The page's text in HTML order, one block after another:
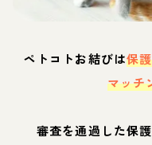
ペトコトお結びは保
マッチ
審査を通過した保